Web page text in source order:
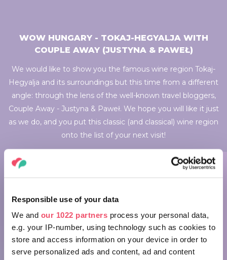
Responsible use of your data
We and our 1022 partners process your personal data,
e.g. your IP-number, using technology such as cookies to
store and access information on your device in order to
serve personalized ads and content, ad and content
WOW HUNGARY - TOKAJ-HEGYALJA WITH
COUPLE AWAY (JUSTYNA & PAWEŁ)
We would like to show you the famous wine region Tokaj-
Hegyalja and its surroundings but this time from a different
angle: through the lens of the well-known travel bloggers,
Couple Away - Justyna & Paweł. We hope you will like it just
as we do, and you put this classic (and classical) wine region
onto the list of your next visit!
WOW Hungary - Tokaj-Hegyalja
with COUPLE AWAY (Justyna &
Paweł)